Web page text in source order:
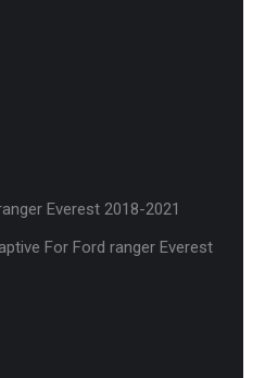
Everest 2018-2021
For Ford ranger Everest